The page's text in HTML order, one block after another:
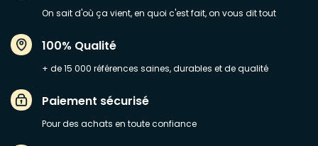
On sait d'où ça vient, en quoi c'est fait, on vous dit tout
100% Qualité
+ de 15 000 références saines, durables et de qualité
Paiement sécurisé
Pour des achats en toute confiance